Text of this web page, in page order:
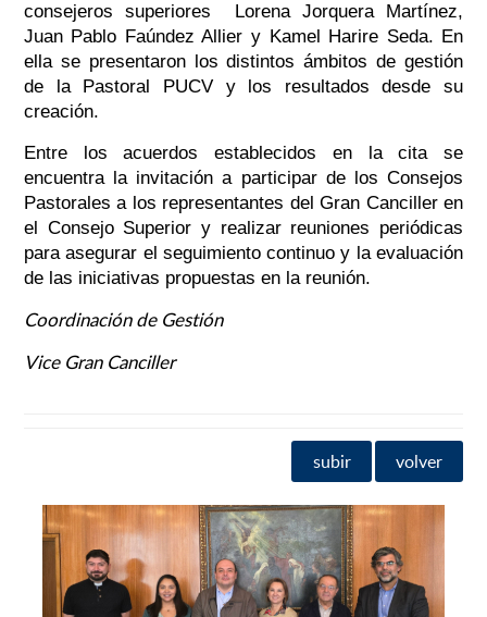
consejeros superiores Lorena Jorquera Martínez,
Juan Pablo Faúndez Allier y Kamel Harire Seda. En
ella se presentaron los distintos ámbitos de gestión
de la Pastoral PUCV y los resultados desde su
creación.
Entre los acuerdos establecidos en la cita se
encuentra la invitación a participar de los Consejos
Pastorales a los representantes del Gran Canciller en
el Consejo Superior y realizar reuniones periódicas
para asegurar el seguimiento continuo y la evaluación
de las iniciativas propuestas en la reunión.
Coordinación de Gestión
Vice Gran Canciller
subir volver